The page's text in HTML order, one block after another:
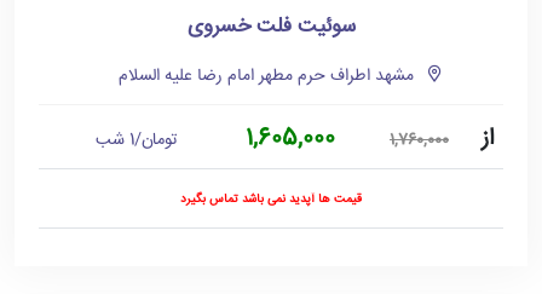
سوئیت فلت خسروی
مشهد اطراف حرم مطهر امام رضا علیه السلام
از 1,760,000
1,605,000 تومان/1 شب
قیمت ها آپدید نمی باشد تماس بگیرد